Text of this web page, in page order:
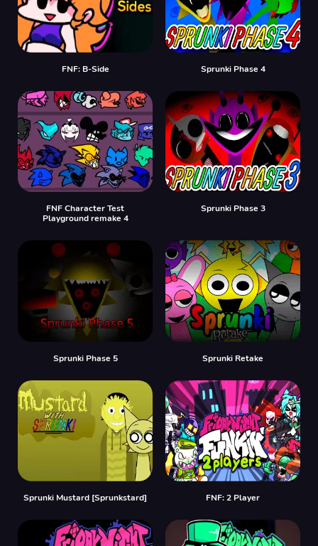
FNF: B-Side Sprunki Phase 4
FNF Character Test
Playground remake 4
Sprunki Phase 3
Sprunki Phase 5 Sprunki Retake
Sprunki Mustard [Sprunkstard] FNF: 2 Player